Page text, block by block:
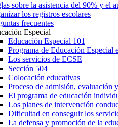
sobre la asistencia del 90% y el
los registros escolares
frecuentes
Especial
Educación Especial 101
Programa de Educación Especial
Los servicios de ECSE
Sección 504
Colocación educativas
Proceso de admisión, evaluación
El programa de educación
Los planes de intervención
Dificultad en conseguir los
La defensa y promoción de la